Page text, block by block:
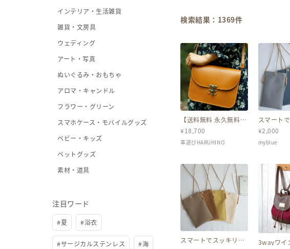
インテリア・生活雑貨
雑貨・文房具
ウェディング
アート・写真
ぬいぐるみ・おもちゃ
アロマ・キャンドル
フラワー・グリーン
スマホケース・モバイルグッズ
ベビー・キッズ
ペットグッズ
素材・道具
注目ワード
#夏 #浴衣
#サージカルステンレス #海
検索結果： 1369件
【送料無料 永久無料保
証】蝶モチーフのアン
ティークなヌメ革ショ
ルダーバッグ（全4
色）
¥18,700
革遊びHARUHINO
スマート
スマホシ
敷帆布 (ラ
ー・モス
トグリーン
¥2,000
myblue
スマートでスッキリ♪
スマホショルダー 倉 3wayワイ